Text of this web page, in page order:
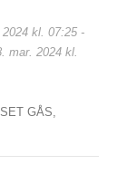
kl. 07:25 -
mar. 2024 kl.
GÅS,